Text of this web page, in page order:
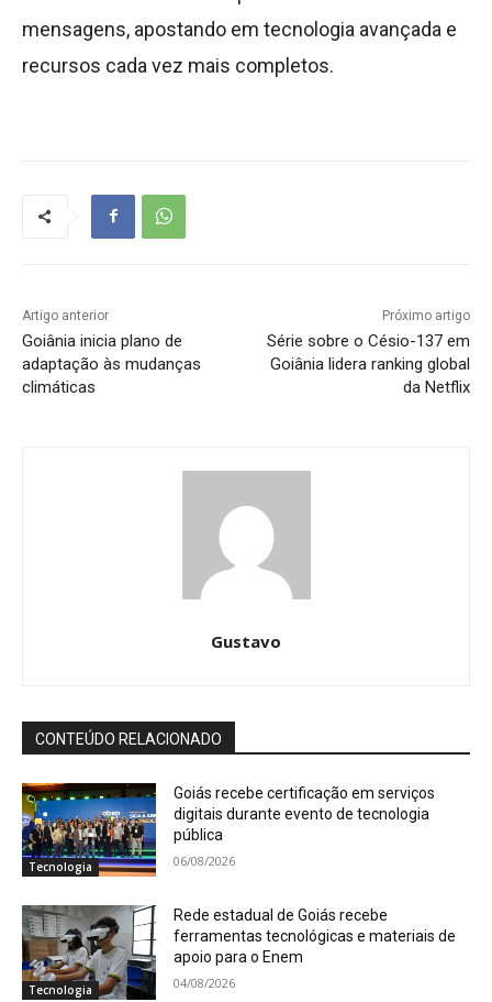
mensagens, apostando em tecnologia avançada e
recursos cada vez mais completos.
Artigo anterior
Goiânia inicia plano de
adaptação às mudanças
climáticas
Próximo artigo
Série sobre o Césio-137 em
Goiânia lidera ranking global
da Netflix
Gustavo
CONTEÚDO RELACIONADO
Tecnologia
Goiás recebe certificação em serviços
digitais durante evento de tecnologia
pública
06/08/2026
Tecnologia
Rede estadual de Goiás recebe
ferramentas tecnológicas e materiais de
apoio para o Enem
04/08/2026